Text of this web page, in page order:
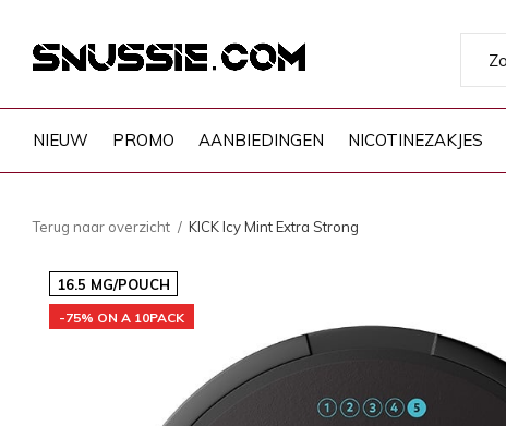
NIEUW PROMO AANBIEDINGEN NICOTINEZAKJES
Terug naar overzicht KICK Icy Mint Extra Strong
16.5 MG/POUCH
-75% ON A 10PACK